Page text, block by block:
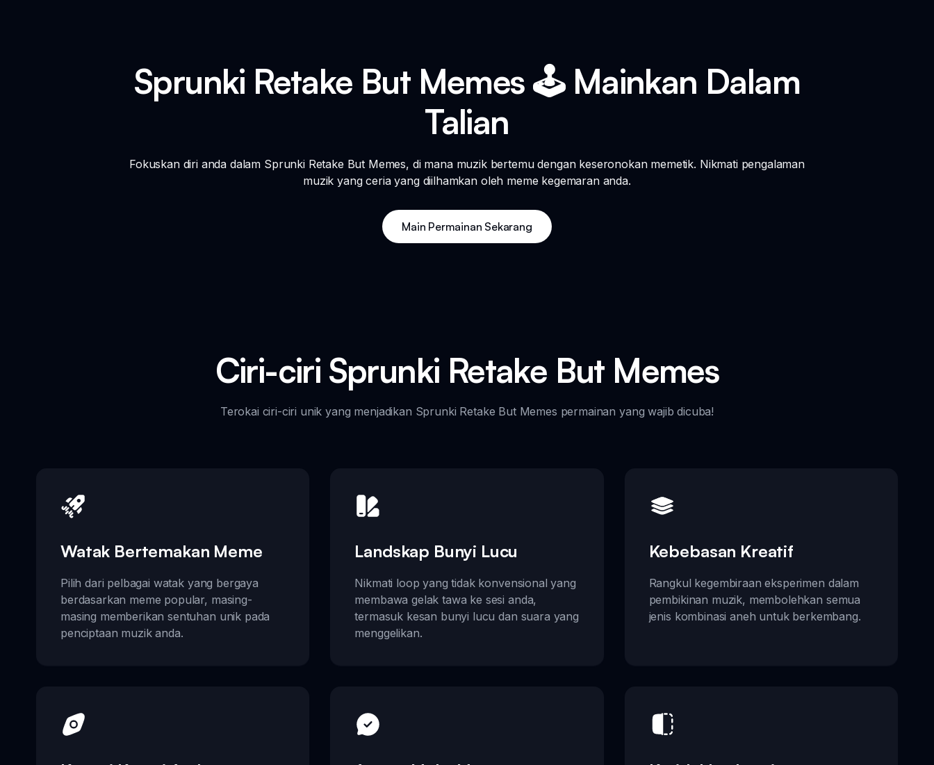
Sprunki Retake But Memes 🕹️ Mainkan Dalam
Talian
Fokuskan diri anda dalam Sprunki Retake But Memes, di mana muzik bertemu dengan keseronokan memetik. Nikmati pengalaman
muzik yang ceria yang diilhamkan oleh meme kegemaran anda.
Main Permainan Sekarang
Ciri-ciri Sprunki Retake But Memes
Terokai ciri-ciri unik yang menjadikan Sprunki Retake But Memes permainan yang wajib dicuba!
Watak Bertemakan Meme
Pilih dari pelbagai watak yang bergaya
berdasarkan meme popular, masing-
masing memberikan sentuhan unik pada
penciptaan muzik anda.
Landskap Bunyi Lucu
Nikmati loop yang tidak konvensional yang
membawa gelak tawa ke sesi anda,
termasuk kesan bunyi lucu dan suara yang
menggelikan.
Kebebasan Kreatif
Rangkul kegembiraan eksperimen dalam
pembikinan muzik, membolehkan semua
jenis kombinasi aneh untuk berkembang.